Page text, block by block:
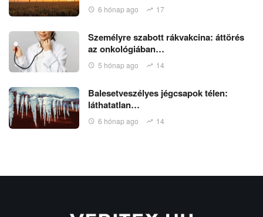
6 hónap ago 17
Személyre szabott rákvakcina: áttörés
az onkológiában…
5 hónap ago 14
Balesetveszélyes jégcsapok télen:
láthatatlan…
6 hónap ago 14